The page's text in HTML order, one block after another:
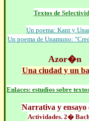
Textos de
Un poema: Kant y
Un poema de Unamuno:
Azor�n
Una ciudad y un
Enlaces: estudios sobre
Narrativa y ensayo
Actividades. 2�